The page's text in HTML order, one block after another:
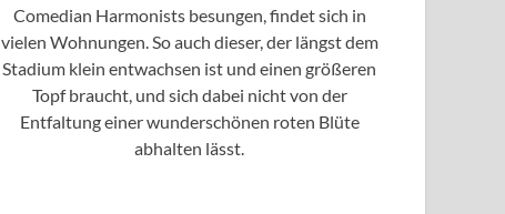
Comedian Harmonists besungen, findet sich in
vielen Wohnungen. So auch dieser, der längst dem
Stadium klein entwachsen ist und einen größeren
Topf braucht, und sich dabei nicht von der
Entfaltung einer wunderschönen roten Blüte
abhalten lässt.